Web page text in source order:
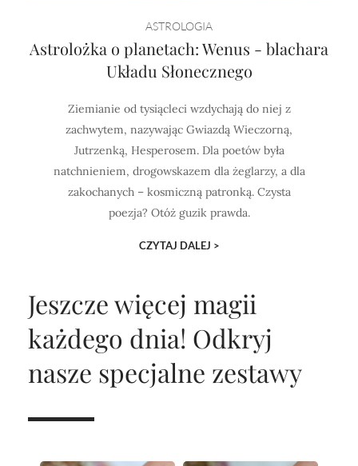
ASTROLOGIA
Astrolożka o planetach: Wenus - blachara
Układu Słonecznego
Ziemianie od tysiącleci wzdychają do niej z
zachwytem, nazywając Gwiazdą Wieczorną,
Jutrzenką, Hesperosem. Dla poetów była
natchnieniem, drogowskazem dla żeglarzy, a dla
zakochanych – kosmiczną patronką. Czysta
poezja? Otóż guzik prawda.
CZYTAJ DALEJ >
Jeszcze więcej magii
każdego dnia! Odkryj
nasze specjalne zestawy